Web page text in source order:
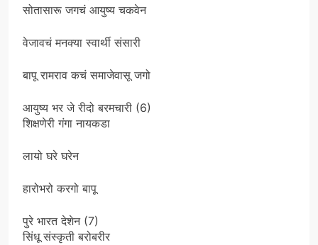
सोतासारू जगचं आयुष्य चकवेन
वेजावचं मनक्या स्वार्थी संसारी
बापू रामराव कचं समाजेवासू जगो
आयुष्य भर जे रीदो बरमचारी (6)
शिक्षणेरी गंगा नायकडा
लायो घरे घरेन
हारोभरो करगो बापू
पुरे भारत देशेन (7)
सिंधू संस्कृती बरोबरीर